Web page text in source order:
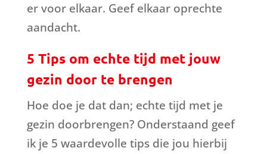
er voor elkaar. Geef elkaar oprechte
aandacht.
5 Tips om echte tijd met jouw
gezin door te brengen
Hoe doe je dat dan; echte tijd met je
gezin doorbrengen? Onderstaand geef
ik je 5 waardevolle tips die jou hierbij